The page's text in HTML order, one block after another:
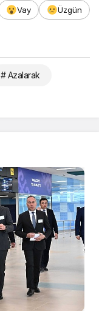
Vay
Üzgün
# Azalarak